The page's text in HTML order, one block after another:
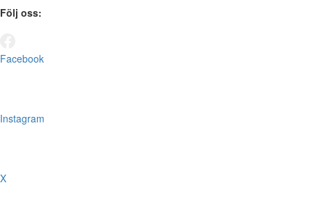
Följ oss:
Facebook
Instagram
X